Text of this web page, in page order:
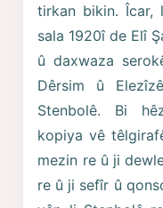
tirkan bikin. Îcar,
sala 1920î de Elî
û daxwaza
Dêrsim û
Stenbolê. Bi
kopiya vê
mezin re û ji
re û ji sefîr û